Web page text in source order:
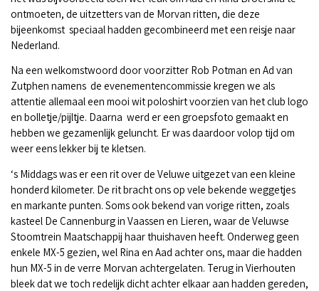
ontmoeten, de uitzetters van de Morvan ritten, die deze
bijeenkomst speciaal hadden gecombineerd met een reisje naar
Nederland.
Na een welkomstwoord door voorzitter Rob Potman en Ad van
Zutphen namens de evenementencommissie kregen we als
attentie allemaal een mooi wit poloshirt voorzien van het club logo
en bolletje/pijltje. Daarna werd er een groepsfoto gemaakt en
hebben we gezamenlijk geluncht. Er was daardoor volop tijd om
weer eens lekker bij te kletsen.
‘s Middags was er een rit over de Veluwe uitgezet van een kleine
honderd kilometer. De rit bracht ons op vele bekende weggetjes
en markante punten. Soms ook bekend van vorige ritten, zoals
kasteel De Cannenburg in Vaassen en Lieren, waar de Veluwse
Stoomtrein Maatschappij haar thuishaven heeft. Onderweg geen
enkele MX-5 gezien, wel Rina en Aad achter ons, maar die hadden
hun MX-5 in de verre Morvan achtergelaten. Terug in Vierhouten
bleek dat we toch redelijk dicht achter elkaar aan hadden gereden,